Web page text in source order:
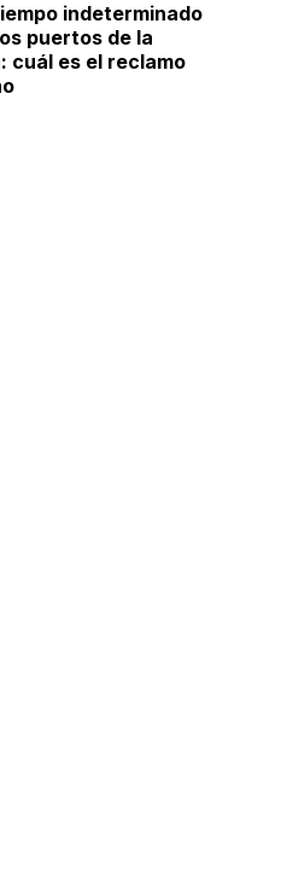
indeterminado
puertos de la
cuál es el reclamo